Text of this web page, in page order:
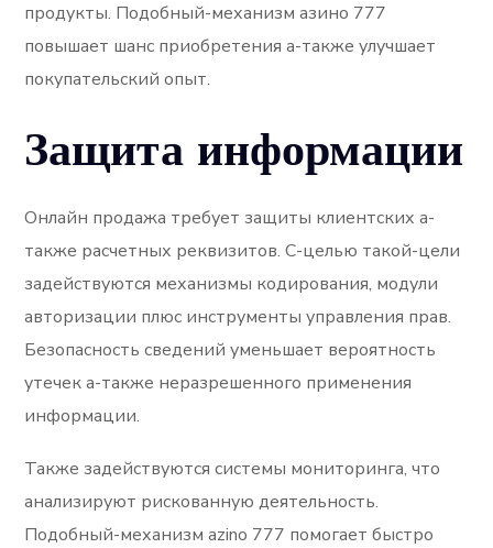
продукты. Подобный-механизм азино 777
повышает шанс приобретения а-также улучшает
покупательский опыт.
Защита информации
Онлайн продажа требует защиты клиентских а-
также расчетных реквизитов. С-целью такой-цели
задействуются механизмы кодирования, модули
авторизации плюс инструменты управления прав.
Безопасность сведений уменьшает вероятность
утечек а-также неразрешенного применения
информации.
Также задействуются системы мониторинга, что
анализируют рискованную деятельность.
Подобный-механизм azino 777 помогает быстро